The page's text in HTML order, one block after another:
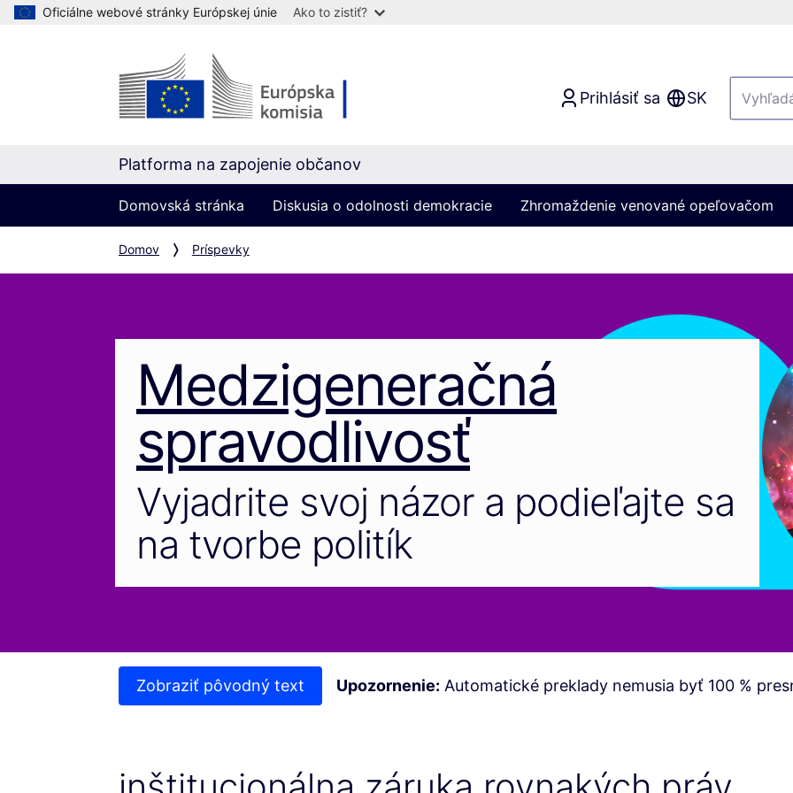
Oficiálne webové stránky Európskej únie Ako to zistiť?
Prihlásiť sa SK
Platforma na zapojenie občanov
Domovská stránka Diskusia o odolnosti demokracie Zhromaždenie venované opeľovačom
Domov Príspevky
Medzigeneračná
spravodlivosť
Vyjadrite svoj názor a podieľajte sa
na tvorbe politík
Zobraziť pôvodný text Upozornenie: Automatické preklady nemusia byť 100 %